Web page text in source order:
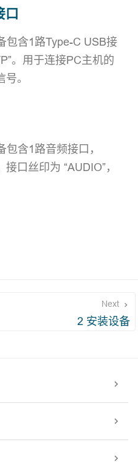
口
包含1路Type-C USB接
。用于连接PC主机的
。
含1路音频接口，
口丝印为 “AUDIO”，
Next
2 安装设备